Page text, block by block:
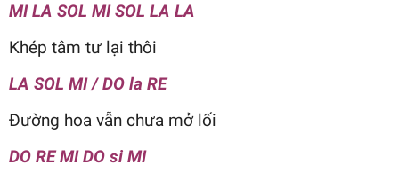
MI LA SOL MI SOL LA LA
Khép tâm tư lại thôi
LA SOL MI / DO la RE
Đường hoa vẫn chưa mở lối
DO RE MI DO si MI